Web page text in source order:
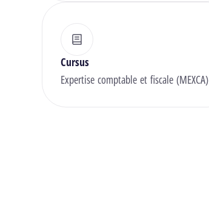
Cursus
Expertise comptable et fiscale (MEXCA)